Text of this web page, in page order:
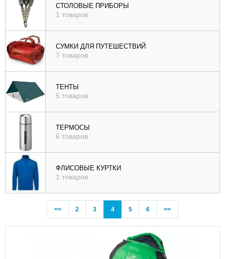
СТОЛОВЫЕ ПРИБОРЫ
1 товаров
СУМКИ ДЛЯ ПУТЕШЕСТВИЙ
7 товаров
ТЕНТЫ
5 товаров
ТЕРМОСЫ
6 товаров
ФЛИСОВЫЕ КУРТКИ
1 товаров
<<Previous
2 3 4(current)
5 6 >>